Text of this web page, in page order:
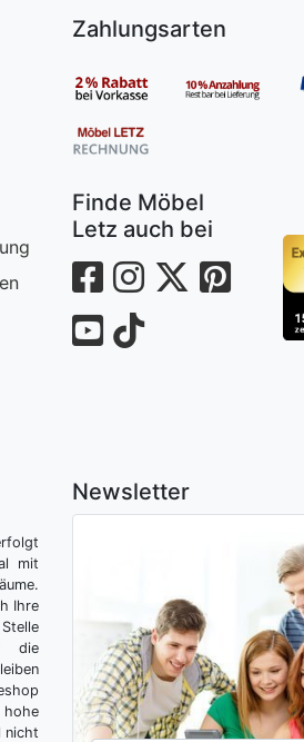
Zahlungsarten
Finde Möbel
Letz auch bei
mit
Ihre
die
nicht
Newsletter